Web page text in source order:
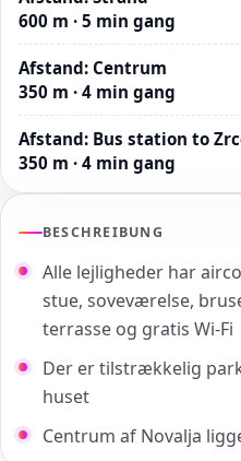
600 m · 5 min gang
Afstand: Centrum
350 m · 4 min gang
Afstand: Bus station to
350 m · 4 min gang
BESCHREIBUNG
Alle lejligheder har
stue, soveværelse,
terrasse og gratis Wi-Fi
Der er tilstrækkelig
huset
Centrum af Novalja